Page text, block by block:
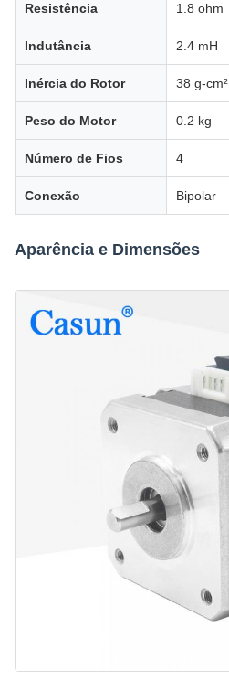
Resistência 1.8 ohm
Indutância 2.4 mH
Inércia do Rotor 38 g-cm²
Peso do Motor 0.2 kg
Número de Fios 4
Conexão Bipolar
Aparência e Dimensões